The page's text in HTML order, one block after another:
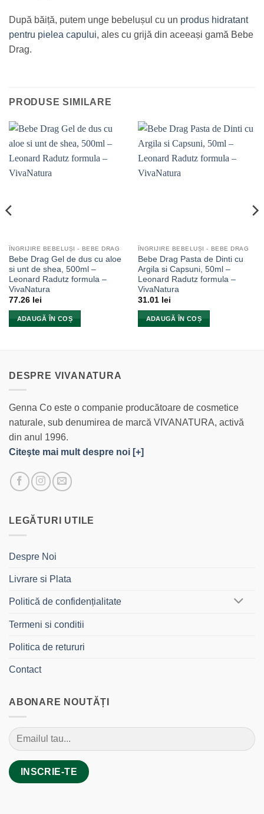
După băiță, putem unge bebelușul cu un produs hidratant
pentru pielea capului, ales cu grijă din aceeași gamă Bebe
Drag.
PRODUSE SIMILARE
ÎNGRIJIRE BEBELUȘI - BEBE DRAG
Bebe Drag Gel de dus cu aloe
si unt de shea, 500ml –
Leonard Radutz formula –
VivaNatura
77.26 lei
ADAUGĂ ÎN COȘ
ÎNGRIJIRE BEBELUȘI - BEBE DRAG
Bebe Drag Pasta de Dinti cu
Argila si Capsuni, 50ml –
Leonard Radutz formula –
VivaNatura
31.01 lei
ADAUGĂ ÎN COȘ
DESPRE VIVANATURA
Genna Co este o companie producătoare de cosmetice
naturale, sub denumirea de marcă VIVANATURA, activă
din anul 1996.
Citeşte mai mult despre noi [+]
LEGĂTURI UTILE
Despre Noi
Livrare si Plata
Politică de confidențialitate
Termeni si conditii
Politica de retururi
Contact
ABONARE NOUTĂȚI